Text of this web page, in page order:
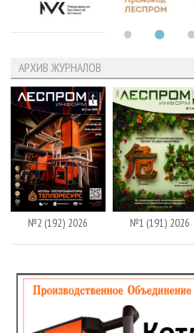
АРХИВ ЖУРНАЛОВ
№2 (192) 2026 №1 (191) 2026